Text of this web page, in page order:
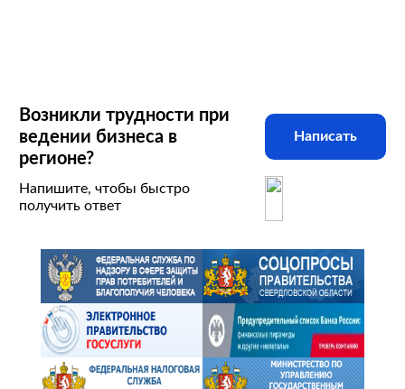
Возникли трудности при
ведении бизнеса в
регионе?
Напишите, чтобы быстро
получить ответ
Написать